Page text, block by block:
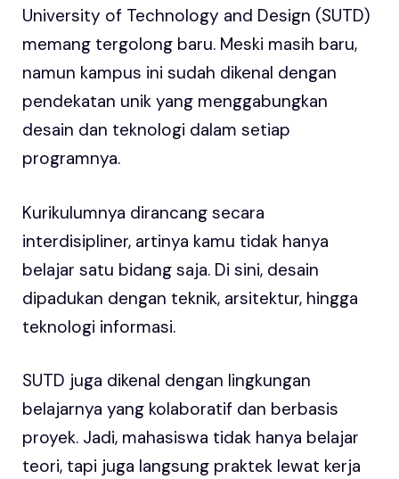
University of Technology and Design (SUTD)
memang tergolong baru. Meski masih baru,
namun kampus ini sudah dikenal dengan
pendekatan unik yang menggabungkan
desain dan teknologi dalam setiap
programnya.
Kurikulumnya dirancang secara
interdisipliner, artinya kamu tidak hanya
belajar satu bidang saja. Di sini, desain
dipadukan dengan teknik, arsitektur, hingga
teknologi informasi.
SUTD juga dikenal dengan lingkungan
belajarnya yang kolaboratif dan berbasis
proyek. Jadi, mahasiswa tidak hanya belajar
teori, tapi juga langsung praktek lewat kerja